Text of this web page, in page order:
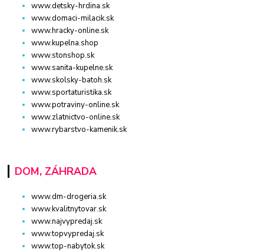
www.detsky-hrdina.sk
www.domaci-milacik.sk
www.hracky-online.sk
www.kupelna.shop
www.stonshop.sk
www.sanita-kupelne.sk
www.skolsky-batoh.sk
www.sportaturistika.sk
www.potraviny-online.sk
www.zlatnictvo-online.sk
www.rybarstvo-kamenik.sk
DOM, ZÁHRADA
www.dm-drogeria.sk
www.kvalitnytovar.sk
www.najvypredaj.sk
www.topvypredaj.sk
www.top-nabytok.sk